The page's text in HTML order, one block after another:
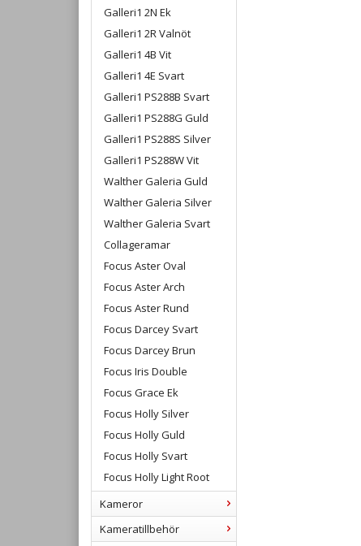
Galleri1 2N Ek
Galleri1 2R Valnöt
Galleri1 4B Vit
Galleri1 4E Svart
Galleri1 PS288B Svart
Galleri1 PS288G Guld
Galleri1 PS288S Silver
Galleri1 PS288W Vit
Walther Galeria Guld
Walther Galeria Silver
Walther Galeria Svart
Collageramar
Focus Aster Oval
Focus Aster Arch
Focus Aster Rund
Focus Darcey Svart
Focus Darcey Brun
Focus Iris Double
Focus Grace Ek
Focus Holly Silver
Focus Holly Guld
Focus Holly Svart
Focus Holly Light Root
Kameror
Kameratillbehör